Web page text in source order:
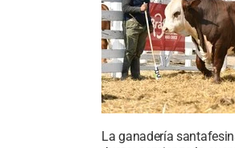
La ganadería